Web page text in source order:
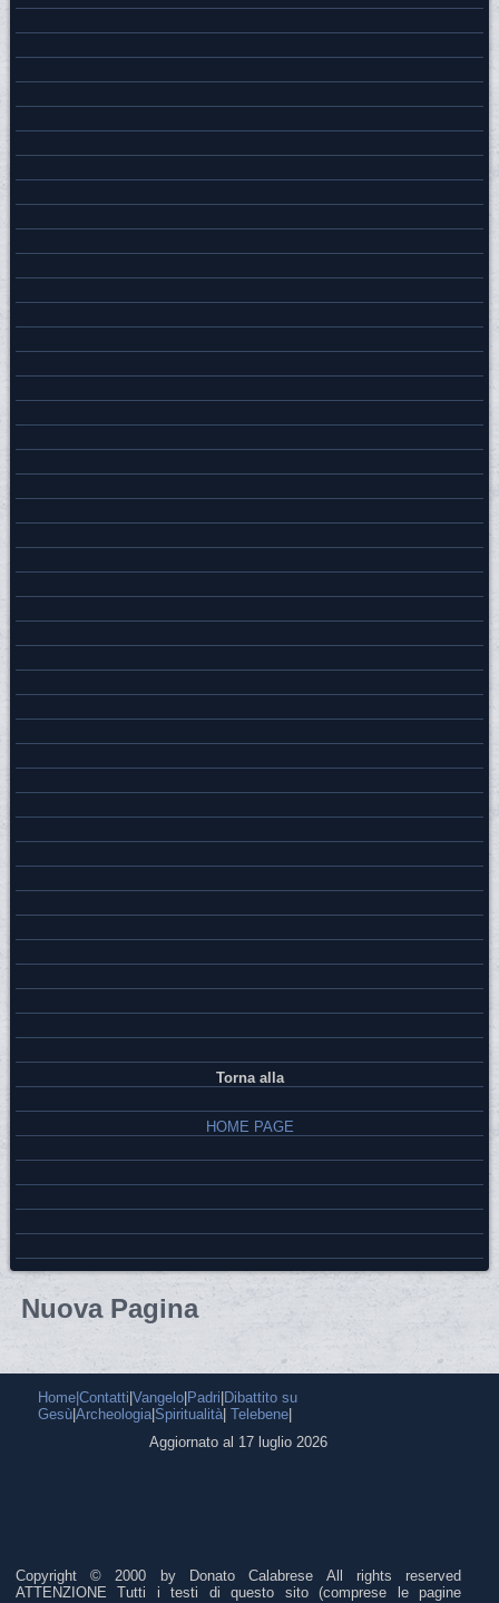
Torna alla
HOME PAGE
Nuova Pagina
Home|Contatti|Vangelo|Padri|Dibattito su
Gesù|Archeologia|Spiritualità| Telebene|
Aggiornato al 17 luglio 2026
Copyright © 2000 by Donato Calabrese All rights reserved
ATTENZIONE Tutti i testi di questo sito (comprese le pagine